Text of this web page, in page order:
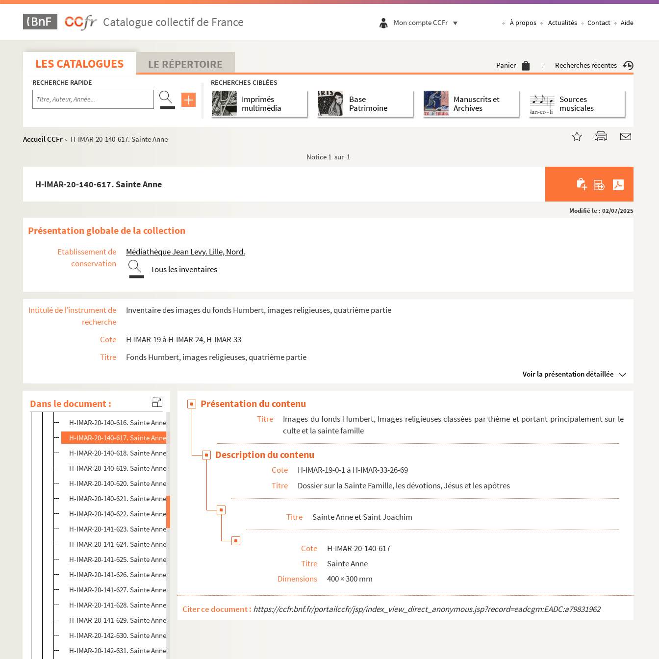
Catalogue collectif de France Mon compte CCFr À propos Actualités Contact Aide
LES CATALOGUES LE RÉPERTOIRE Panier Recherches récentes
RECHERCHE RAPIDE RECHERCHES CIBLÉES
Imprimés
multimédia
Base
Patrimoine
Manuscrits et
Archives
Sources
musicales
Accueil CCFr >
H-IMAR-20-140-617. Sainte Anne
Notice 1 sur 1
H-IMAR-20-140-617. Sainte Anne
Modifié le : 02/07/2025
Présentation globale de la collection
Etablissement de
conservation
Médiathèque Jean Levy. Lille, Nord.
Tous les inventaires
Intitulé de l'instrument de
recherche
Inventaire des images du fonds Humbert, images religieuses, quatrième partie
Cote
H-IMAR-19 à H-IMAR-24, H-IMAR-33
Titre
Fonds Humbert, images religieuses, quatrième partie
Voir la présentation détaillée
Dans le document :
H-IMAR-20-136-590. Sainte Anne, sanctuaire de l'immaculée conception
H-IMAR-20-137-591. Saint Anne
H-IMAR-20-138-592. Saint Anne - Sainte Maria Anna
H-IMAR-20-138-593. Saint Anne - Sainte Maria Anna
H-IMAR-20-138-594. Saint Anne - Sainte Maria Anna
H-IMAR-20-138-595. Saint Anne - Sainte Maria Anna
H-IMAR-20-138-596. Saint Anne - Sainte Maria Anna
H-IMAR-20-138-600. Saint Anne - Sainte Maria Anna
H-IMAR-20-139-603. Sainte Anne
H-IMAR-20-139-605. Sainte Anne
H-IMAR-20-139-606. Sainte Anne
H-IMAR-20-139-608. Sainte Anne
H-IMAR-20-139-609. Sainte Anne
H-IMAR-20-140-612. Sainte Anne
H-IMAR-20-140-614. Sainte Anne
H-IMAR-20-140-615. Sainte Anne
H-IMAR-20-140-616. Sainte Anne
H-IMAR-20-140-617. Sainte Anne
H-IMAR-20-140-618. Sainte Anne
H-IMAR-20-140-619. Sainte Anne
H-IMAR-20-140-620. Sainte Anne
H-IMAR-20-140-621. Sainte Anne
H-IMAR-20-140-622. Sainte Anne
H-IMAR-20-141-623. Sainte Anne
H-IMAR-20-141-624. Sainte Anne
H-IMAR-20-141-625. Sainte Anne
H-IMAR-20-141-626. Sainte Anne
H-IMAR-20-141-627. Sainte Anne
H-IMAR-20-141-628. Sainte Anne
H-IMAR-20-141-629. Sainte Anne
H-IMAR-20-142-630. Sainte Anne
H-IMAR-20-142-631. Sainte Anne
Présentation du contenu
Titre
Images du fonds Humbert, Images religieuses classées par thème et portant principalement sur le
culte et la sainte famille
Description du contenu
Cote
H-IMAR-19-0-1 à H-IMAR-33-26-69
Titre
Dossier sur la Sainte Famille, les dévotions, Jésus et les apôtres
Titre Sainte Anne et Saint Joachim
Cote
H-IMAR-20-140-617
Titre
Sainte Anne
Dimensions
400 × 300 mm
Citer ce document : https://ccfr.bnf.fr/portailccfr/jsp/index_view_direct_anonymous.jsp?record=eadcgm:EADC:a79831962